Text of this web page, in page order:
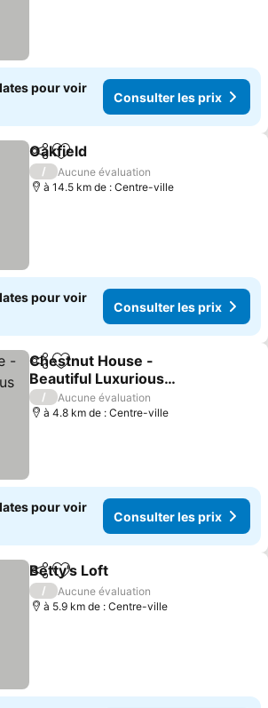
pour voir
Consulter les prix
PartagerAjouter à mes favoris
Oakfield
/
Aucune évaluation
à 14.5 km de : Centre-ville
pour voir
Consulter les prix
PartagerAjouter à mes favoris
Chestnut House -
Beautiful Luxurious
Comfort
Consulter les prix
/
Aucune évaluation
à 4.8 km de : Centre-ville
pour voir
Consulter les prix
PartagerAjouter à mes favoris
Betty's Loft
/
Aucune évaluation
à 5.9 km de : Centre-ville